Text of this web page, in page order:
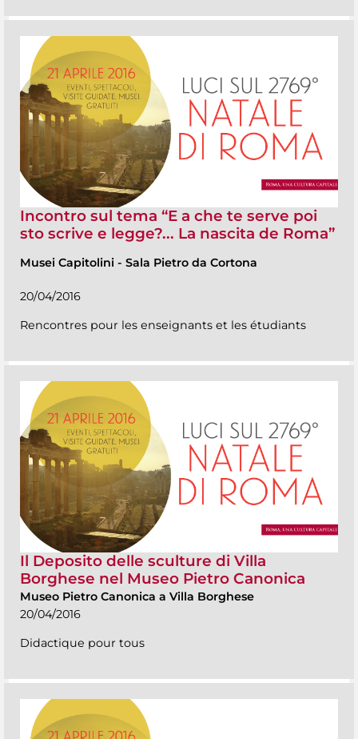
Incontro sul tema “E a che te serve poi
sto scrive e legge?... La nascita de Roma”
Musei Capitolini - Sala Pietro da Cortona
20/04/2016
Rencontres pour les enseignants et les étudiants
Il Deposito delle sculture di Villa
Borghese nel Museo Pietro Canonica
Museo Pietro Canonica a Villa Borghese
20/04/2016
Didactique pour tous